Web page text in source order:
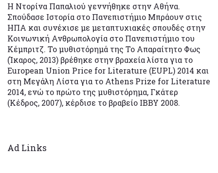
Η Nτορίνα Παπαλιού γεννήθηκε στην Αθήνα.
Σπούδασε Ιστορία στο Πανεπιστήμιο Mπράουν στις
ΗΠΑ και συνέχισε με μεταπτυχιακές σπουδές στην
Κοινωνική Ανθρωπολογία στο Πανεπιστήμιο του
Κέμπριτζ. Το μυθιστόρημά της Το Απαραίτητο Φως
(Ίκαρος, 2013) βρέθηκε στην βραχεία λίστα για το
European Union Price for Literature (EUPL) 2014 και
στη Μεγάλη Λίστα για το Athens Prize for Literature
2014, ενώ το πρώτο της μυθιστόρημα, Γκάτερ
(Κέδρος, 2007), κέρδισε το βραβείο IBBY 2008.
Ad Links